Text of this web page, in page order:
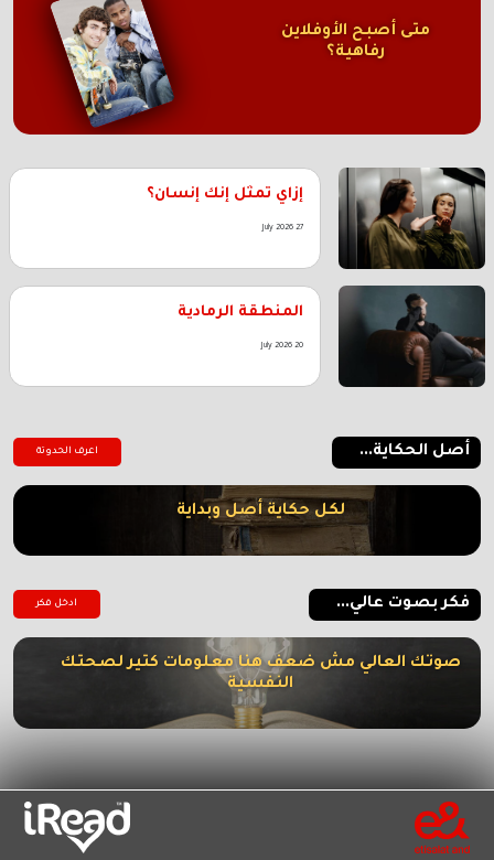
متى أصبح الأوفلاين
رفاهية؟
إزاي تمثل إنك إنسان؟
27 July 2026
المنطقة الرمادية
20 July 2026
أصل الحكاية... اعرف الحدوتة
لكل حكاية أصل وبداية
فكر بصوت عالي... ادخل فكر
صوتك العالي مش ضعف هنا معلومات كتير لصحتك
النفسية